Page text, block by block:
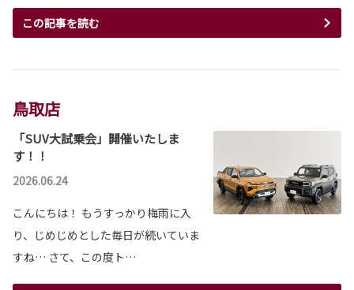
この記事を読む
鳥取店
「SUV大試乗会」開催いたしま
す！！
2026.06.24
こんにちは！ もうすっかり梅雨に入
り、じめじめとした毎日が続いていま
すね… さて、この度ト…